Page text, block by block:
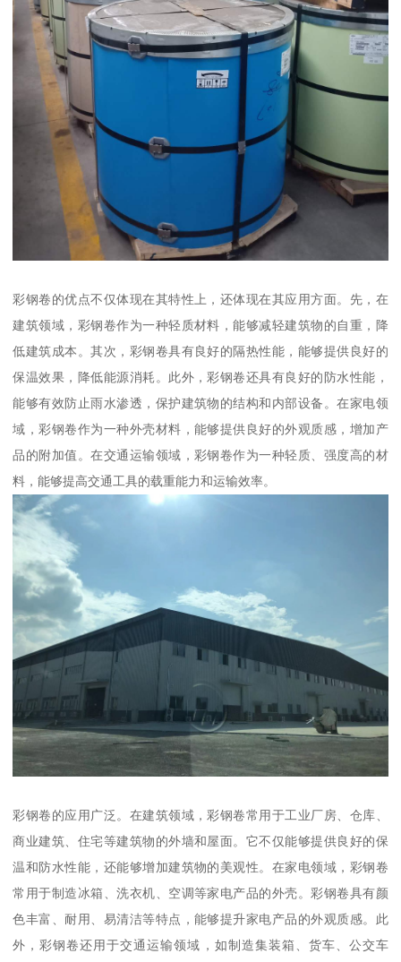
彩钢卷的优点不仅体现在其特性上，还体现在其应用方面。先，在
建筑领域，彩钢卷作为一种轻质材料，能够减轻建筑物的自重，降
低建筑成本。其次，彩钢卷具有良好的隔热性能，能够提供良好的
保温效果，降低能源消耗。此外，彩钢卷还具有良好的防水性能，
能够有效防止雨水渗透，保护建筑物的结构和内部设备。在家电领
域，彩钢卷作为一种外壳材料，能够提供良好的外观质感，增加产
品的附加值。在交通运输领域，彩钢卷作为一种轻质、强度高的材
料，能够提高交通工具的载重能力和运输效率。
彩钢卷的应用广泛。在建筑领域，彩钢卷常用于工业厂房、仓库、
商业建筑、住宅等建筑物的外墙和屋面。它不仅能够提供良好的保
温和防水性能，还能够增加建筑物的美观性。在家电领域，彩钢卷
常用于制造冰箱、洗衣机、空调等家电产品的外壳。彩钢卷具有颜
色丰富、耐用、易清洁等特点，能够提升家电产品的外观质感。此
外，彩钢卷还用于交通运输领域，如制造集装箱、货车、公交车